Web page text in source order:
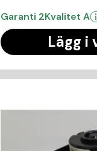
Garanti 2Kvalitet A
Lägg i